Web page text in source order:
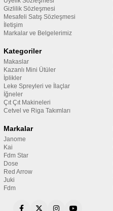
Gizlilik Sözleşmesi
Mesafeli Satış Sözleşmesi
İletişim
Markalar ve Belgelerimiz
Kategoriler
Makaslar
Kazanlı Mini Ütüler
İplikler
Leke Spreyleri ve İlaçlar
İğneler
Çıt Çıt Makineleri
Cetvel ve Riga Takımları
Markalar
Janome
Kai
Fdm Star
Dose
Red Arrow
Juki
Fdm